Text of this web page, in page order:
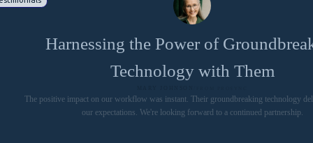
Harnessing the Power of
Technology with Them
The positive impact on our workflow was instant. Their groundbreaking technology
our expectations. We're looking forward to a continued partnership.